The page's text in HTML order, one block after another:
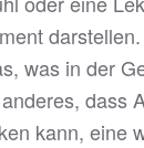
was in der
dass
kann, eine